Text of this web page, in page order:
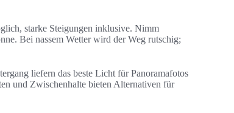
starke Steigungen inklusive. Nimm
Bei nassem Wetter wird der Weg rutschig;
liefern das beste Licht für Panoramafotos
und Zwischenhalte bieten Alternativen für